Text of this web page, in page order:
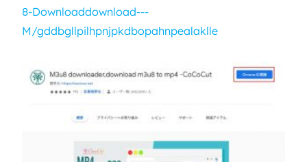
8-Downloaddownload---
M/gddbgllpilhpnjpkdbopahnpealaklle